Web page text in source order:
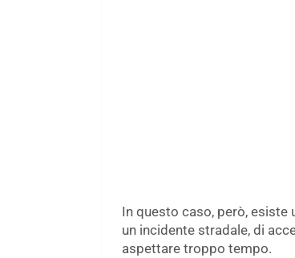
In questo caso, però,
un incidente stradale, di
aspettare troppo tempo.